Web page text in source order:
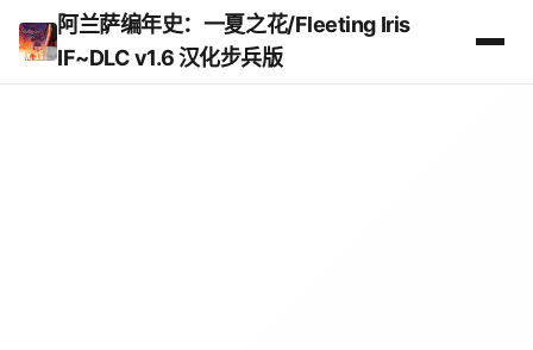
阿兰萨编年史：一夏之花/Fleeting Iris
IF~DLC v1.6 汉化步兵版